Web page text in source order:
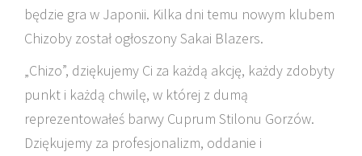
będzie gra w Japonii. Kilka dni temu nowym klubem
Chizoby został ogłoszony Sakai Blazers.
„Chizo”, dziękujemy Ci za każdą akcję, każdy zdobyty
punkt i każdą chwilę, w której z dumą
reprezentowałeś barwy Cuprum Stilonu Gorzów.
Dziękujemy za profesjonalizm, oddanie i